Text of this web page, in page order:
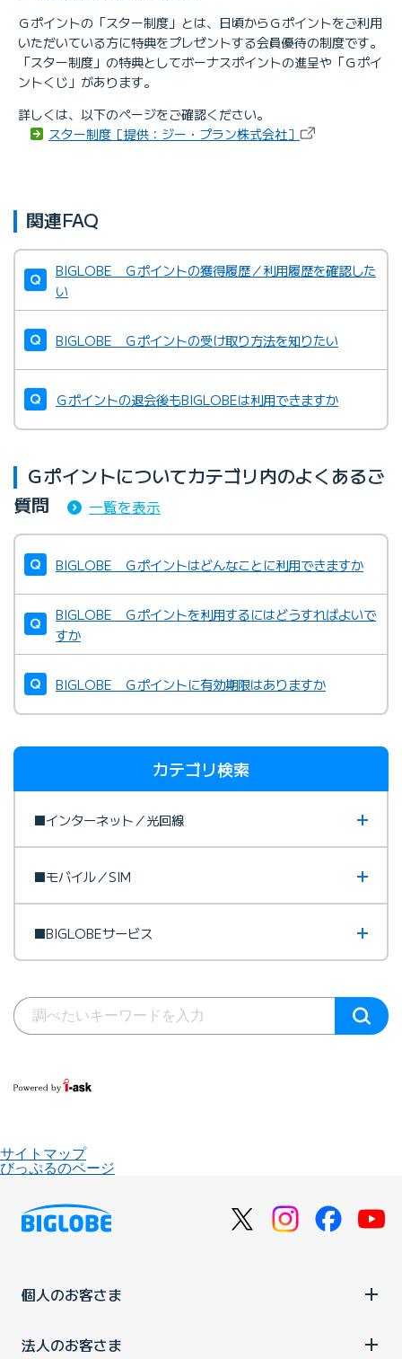
Ｇポイントの「スター制度」とは、日頃からＧポイントをご利用
いただいている方に特典をプレゼントする会員優待の制度です。
「スター制度」の特典としてボーナスポイントの進呈や「Ｇポイ
ントくじ」があります。
詳しくは、以下のページをご確認ください。
スター制度［提供：ジー・プラン株式会社］
関連FAQ
BIGLOBE Ｇポイントの獲得履歴／利用履歴を確認した
い
BIGLOBE Ｇポイントの受け取り方法を知りたい
Ｇポイントの退会後もBIGLOBEは利用できますか
Ｇポイントについてカテゴリ内のよくあるご
質問
一覧を表示
BIGLOBE Ｇポイントはどんなことに利用できますか
BIGLOBE Ｇポイントを利用するにはどうすればよいで
すか
BIGLOBE Ｇポイントに有効期限はありますか
カテゴリ検索
■インターネット／光回線
■モバイル／SIM
■BIGLOBEサービス
サイトマップ
びっぷるのページ
個人のお客さま
法人のお客さま